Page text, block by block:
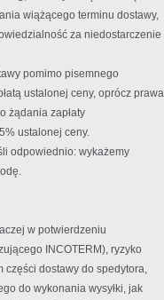
wiążącego terminu dostawy,
za niedostarczenie
pomimo pisemnego
ustalonej ceny, oprócz prawa
żądania zapłaty
ustalonej ceny.
odpowiednio: wykażemy
w potwierdzeniu
INCOTERM), ryzyko
części dostawy do spedytora,
do wykonania wysyłki, jak